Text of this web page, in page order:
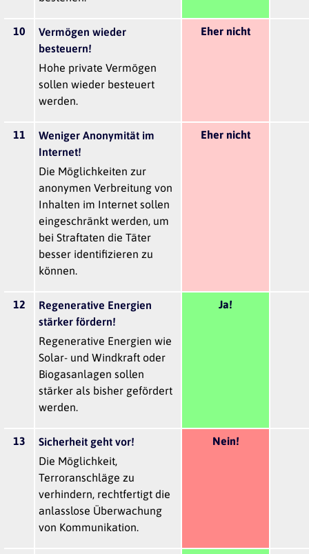
10
Vermögen wieder
besteuern!
Hohe private Vermögen
sollen wieder besteuert
werden.
Eher nicht
11
Weniger Anonymität im
Internet!
Die Möglichkeiten zur
anonymen Verbreitung von
Inhalten im Internet sollen
eingeschränkt werden, um
bei Straftaten die Täter
besser identifizieren zu
können.
Eher nicht
12
Regenerative Energien
stärker fördern!
Regenerative Energien wie
Solar- und Windkraft oder
Biogasanlagen sollen
stärker als bisher gefördert
werden.
Ja!
13
Sicherheit geht vor!
Die Möglichkeit,
Terroranschläge zu
verhindern, rechtfertigt die
anlasslose Überwachung
von Kommunikation.
Nein!